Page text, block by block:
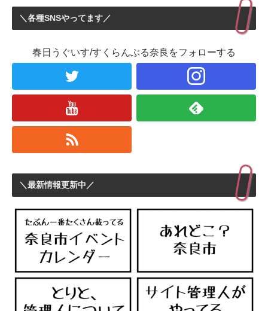
＼各種SNSやってます／
春日うぐいす/すくらんぶる奈良をフォローする
＼最新情報更新中／